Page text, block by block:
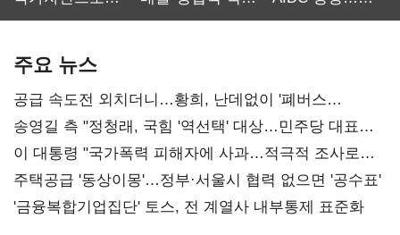
주요 뉴스
공급 속도전 외치더니…황희, 난데없이 '폐버스
리모델링' 제안
송영길 측 "정청래, 국힘 '역선택' 대상…민주당 대표로
총선 지휘 못해"
이 대통령 "국가폭력 피해자에 사과…적극적 조사로
진실 밝혀야"
주택공급 '동상이몽'…정부·서울시 협력 없으면 '공수표'
'금융복합기업집단' 토스, 전 계열사 내부통제 표준화